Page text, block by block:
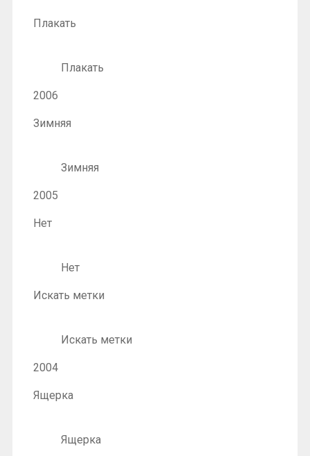
Плакать
Плакать
2006
Зимняя
Зимняя
2005
Нет
Нет
Искать метки
Искать метки
2004
Ящерка
Ящерка